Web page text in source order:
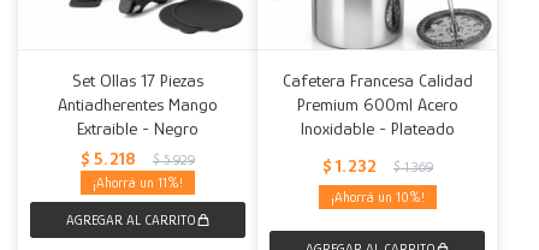
Set Ollas 17 Piezas
Antiadherentes Mango
Extraible - Negro
$ 5.218 $ 5.929
11
Cafetera Francesa Calidad
Premium 600ml Acero
Inoxidable - Plateado
$ 1.232 $ 1.369
10